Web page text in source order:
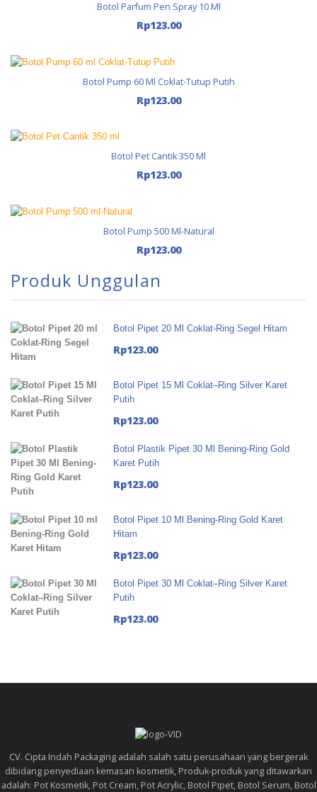
Botol Parfum Pen Spray 10 Ml
Rp123.00
Tambah Ke Keranjang
Botol Pump 60 Ml Coklat-Tutup Putih
Rp123.00
Tambah Ke Keranjang
Botol Pet Cantik 350 Ml
Rp123.00
Tambah Ke Keranjang
Botol Pump 500 Ml-Natural
Rp123.00
Tambah Ke Keranjang
Produk Unggulan
Botol Pipet 20 Ml Coklat-Ring Segel Hitam
Rp123.00
Botol Pipet 15 Ml Coklat–Ring Silver Karet
Putih
Rp123.00
Botol Plastik Pipet 30 Ml Bening-Ring Gold
Karet Putih
Rp123.00
Botol Pipet 10 Ml Bening-Ring Gold Karet
Hitam
Rp123.00
Botol Pipet 30 Ml Coklat–Ring Silver Karet
Putih
Rp123.00
CV. Cipta Indah Packaging adalah salah satu perusahaan yang bergerak
dibidang penyediaan kemasan kosmetik, Produk-produk yang ditawarkan
adalah: Pot Kosmetik, Pot Cream, Pot Acrylic, Botol Pipet, Botol Serum, Botol